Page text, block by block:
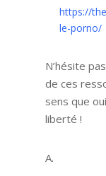
https://
le-porno/
N’hésite
de ces
sens que
liberté !
A.